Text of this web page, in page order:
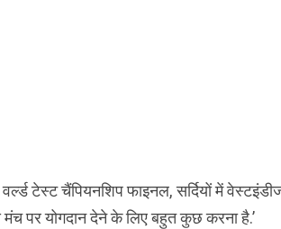
टेस्ट चैंपियनशिप फाइनल, सर्दियों में
पर योगदान देने के लिए बहुत कुछ करना है.’